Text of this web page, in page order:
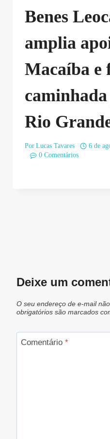
Benes
amplia
Macaíba e
Rio
Por Lucas Tavares
6 de
0 Comentários
Deixe um
O seu endereço de e-mail
obrigatórios são marcados
Comentário *